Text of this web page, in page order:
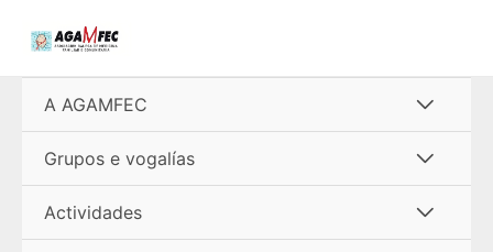
A AGAMFEC
menú
Grupos e vogalías
menú
Actividades